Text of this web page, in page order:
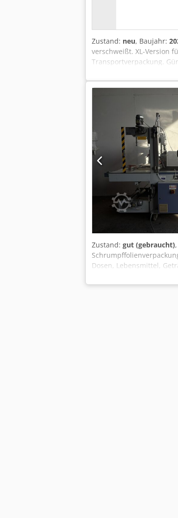
Zustand: neu, Baujahr:
verschweißt. XL-Version
Transportverpackung.
Zustand: gut (gebraucht)
Dosen, Lebensmittel,